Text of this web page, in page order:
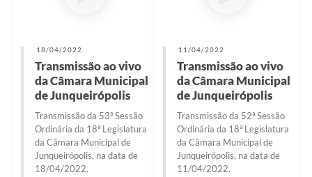
Obras
Emendas Impositivas
Carta de Serviços
Arquivos para Download
Plano de Contratação Anual
18/04/2022
Transmissão ao vivo
da Câmara Municipal
de Junqueirópolis
Transmissão da 53ª Sessão
Ordinária da 18ª Legislatura
da Câmara Municipal de
Junqueirópolis, na data de
18/04/2022.
11/04/2022
Transmissão ao vivo
da Câmara Municipal
de Junqueirópolis
Transmissão da 52ª Sessão
Ordinária da 18ª Legislatura
da Câmara Municipal de
Junqueirópolis, na data de
11/04/2022.